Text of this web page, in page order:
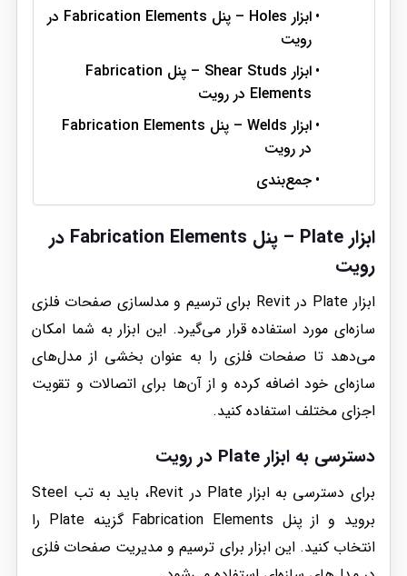
ابزار Holes – پنل Fabrication Elements در
رویت
ابزار Shear Studs – پنل Fabrication
Elements در رویت
ابزار Welds – پنل Fabrication Elements
در رویت
جمع‌بندی
ابزار Plate – پنل Fabrication Elements در
رویت
ابزار Plate در Revit برای ترسیم و مدلسازی صفحات فلزی
سازه‌ای مورد استفاده قرار می‌گیرد. این ابزار به شما امکان
می‌دهد تا صفحات فلزی را به عنوان بخشی از مدل‌های
سازه‌ای خود اضافه کرده و از آن‌ها برای اتصالات و تقویت
اجزای مختلف استفاده کنید.
دسترسی به ابزار Plate در رویت
برای دسترسی به ابزار Plate در Revit، باید به تب Steel
بروید و از پنل Fabrication Elements گزینه Plate را
انتخاب کنید. این ابزار برای ترسیم و مدیریت صفحات فلزی